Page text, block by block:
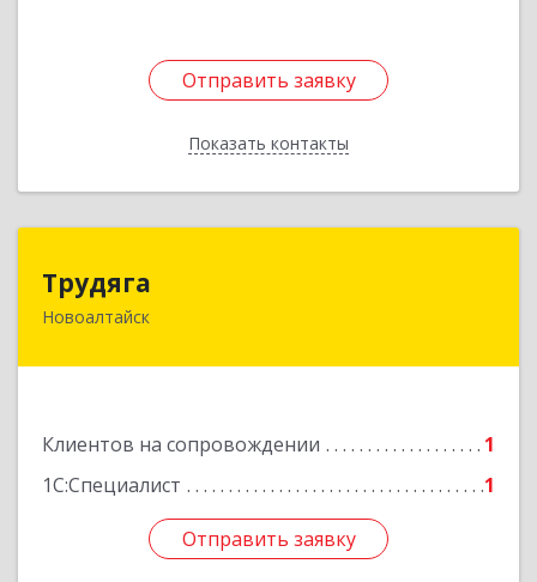
Отправить заявку
Показать контакты
Отправить заявку
Назад
Трудяга
Новоалтайск
Клиентов на сопровождении
1
1С:Специалист
1
Отправить заявку
658080, Алтайский край, Новоалтайск г,
Отправить заявку